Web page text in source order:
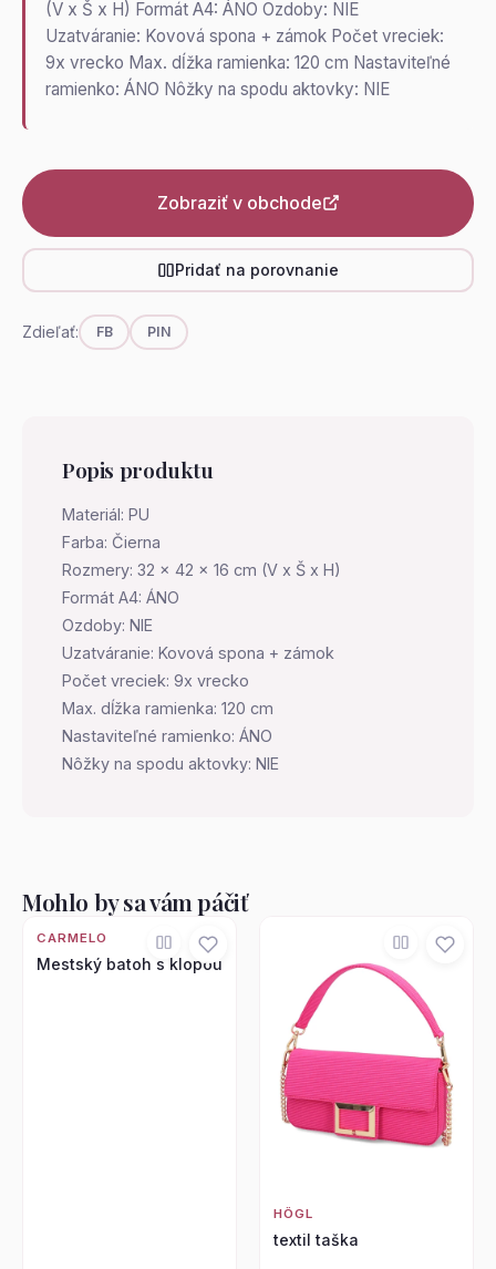
(V x Š x H) Formát A4: ÁNO Ozdoby: NIE
Uzatváranie: Kovová spona + zámok Počet vreciek:
9x vrecko Max. dĺžka ramienka: 120 cm Nastaviteľné
ramienko: ÁNO Nôžky na spodu aktovky: NIE
Zobraziť v obchode
Pridať na porovnanie
Zdieľať: FB PIN
Popis produktu
Materiál: PU
Farba: Čierna
Rozmery: 32 x 42 x 16 cm (V x Š x H)
Formát A4: ÁNO
Ozdoby: NIE
Uzatváranie: Kovová spona + zámok
Počet vreciek: 9x vrecko
Max. dĺžka ramienka: 120 cm
Nastaviteľné ramienko: ÁNO
Nôžky na spodu aktovky: NIE
Mohlo by sa vám páčiť
CARMELO
Mestský batoh s klopou
HÖGL
textil taška